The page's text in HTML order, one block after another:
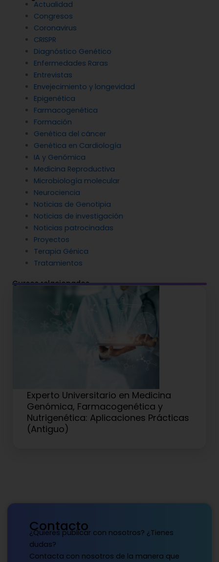
Actualidad
Congresos
Coronavirus
CRISPR
Diagnóstico Genético
Enfermedades Raras
Entrevistas
Envejecimiento y longevidad
Epigenética
Farmacogenética
Formación
Genética del cáncer
Genética en Cardiología
IA y Genómica
Medicina Reproductiva
Microbiología molecular
Neurociencia
Noticias de Genotipia
Noticias de investigación
Noticias patrocinadas
Proyectos
Terapia Génica
Tratamientos
Cursos relacionados
Experto Universitario en Medicina
Genómica, Farmacogenética y
Nutrigenética: Aplicaciones Prácticas
(Antiguo)
Contacto
¿Quieres publicar con nosotros? ¿Tienes
dudas?
Contacta con nosotros de la manera que